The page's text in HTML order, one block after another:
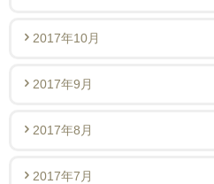
2017年10月
2017年9月
2017年8月
2017年7月